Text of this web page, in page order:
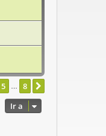
5 8
Ir a